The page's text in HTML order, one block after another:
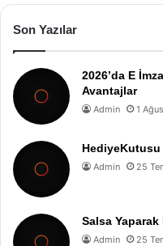
Son Yazılar
2026’da E
Avantajlar
Admin 1
HediyeKutusu
Admin 25
Salsa
Admin 25